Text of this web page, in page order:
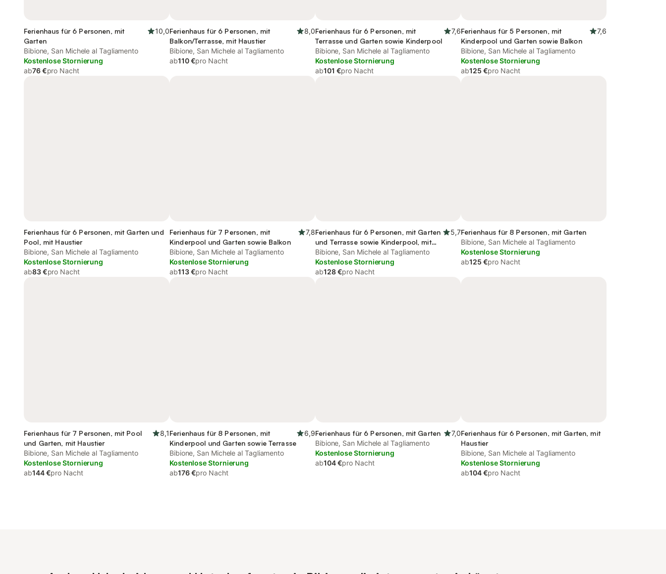
Ferienhaus für 6 Personen, mit
Garten
10,0
Bibione, San Michele al Tagliamento
Kostenlose Stornierung
ab76 €pro Nacht
Ferienhaus für 6 Personen, mit
Balkon/Terrasse, mit Haustier
8,0
Bibione, San Michele al Tagliamento
ab110 €pro Nacht
Ferienhaus für 6 Personen, mit
Terrasse und Garten sowie Kinderpool
7,6
Bibione, San Michele al Tagliamento
Kostenlose Stornierung
ab101 €pro Nacht
Ferienhaus für 5 Personen, mit
Kinderpool und Garten sowie Balkon
7,6
Bibione, San Michele al Tagliamento
Kostenlose Stornierung
ab125 €pro Nacht
Ferienhaus für 6 Personen, mit Garten und
Pool, mit Haustier
Bibione, San Michele al Tagliamento
Kostenlose Stornierung
ab83 €pro Nacht
Ferienhaus für 7 Personen, mit
Kinderpool und Garten sowie Balkon
7,8
Bibione, San Michele al Tagliamento
Kostenlose Stornierung
ab113 €pro Nacht
Ferienhaus für 6 Personen, mit Garten
und Terrasse sowie Kinderpool, mit
Haustier
5,7
Bibione, San Michele al Tagliamento
Kostenlose Stornierung
ab128 €pro Nacht
Ferienhaus für 8 Personen, mit Garten
Bibione, San Michele al Tagliamento
Kostenlose Stornierung
ab125 €pro Nacht
Ferienhaus für 7 Personen, mit Pool
und Garten, mit Haustier
8,1
Bibione, San Michele al Tagliamento
Kostenlose Stornierung
ab144 €pro Nacht
Ferienhaus für 8 Personen, mit
Kinderpool und Garten sowie Terrasse
6,9
Bibione, San Michele al Tagliamento
Kostenlose Stornierung
ab176 €pro Nacht
Ferienhaus für 6 Personen, mit Garten
7,0
Bibione, San Michele al Tagliamento
Kostenlose Stornierung
ab104 €pro Nacht
Ferienhaus für 6 Personen, mit Garten, mit
Haustier
Bibione, San Michele al Tagliamento
Kostenlose Stornierung
ab104 €pro Nacht